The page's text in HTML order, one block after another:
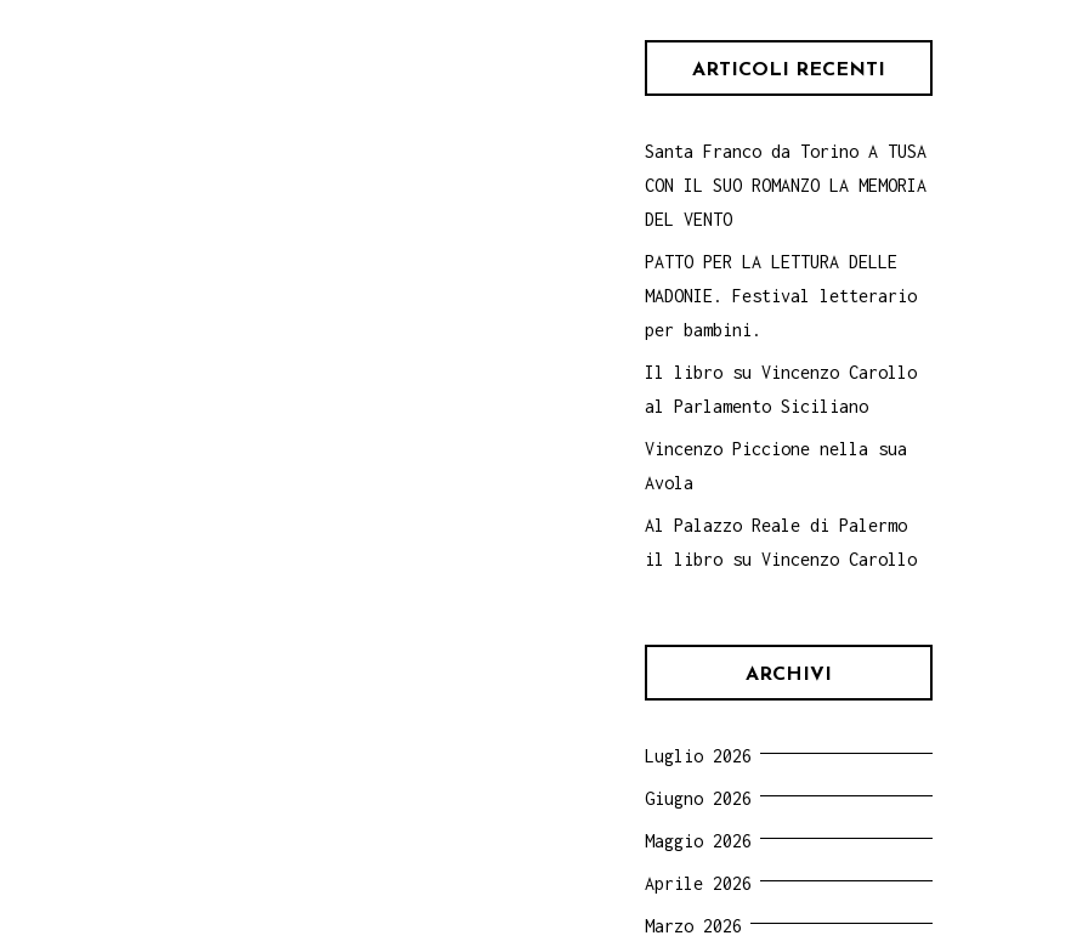
ARTICOLI RECENTI
Santa Franco da Torino A TUSA
CON IL SUO ROMANZO LA MEMORIA
DEL VENTO
PATTO PER LA LETTURA DELLE
MADONIE. Festival letterario
per bambini.
Il libro su Vincenzo Carollo
al Parlamento Siciliano
Vincenzo Piccione nella sua
Avola
Al Palazzo Reale di Palermo
il libro su Vincenzo Carollo
ARCHIVI
Luglio 2026
Giugno 2026
Maggio 2026
Aprile 2026
Marzo 2026